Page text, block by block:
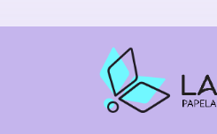
podem
ser